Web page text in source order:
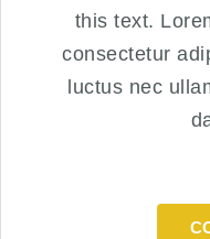
this text.
consectetur
luctus nec